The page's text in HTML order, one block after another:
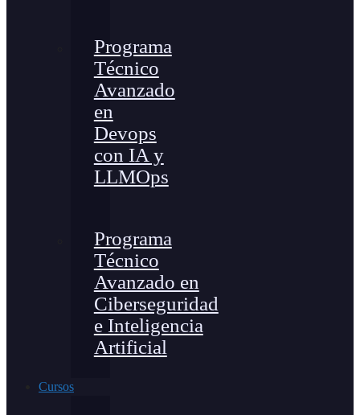
Programa
Técnico
Avanzado
en
Devops
con IA y
LLMOps
Programa
Técnico
Avanzado en
Ciberseguridad
e Inteligencia
Artificial
Cursos